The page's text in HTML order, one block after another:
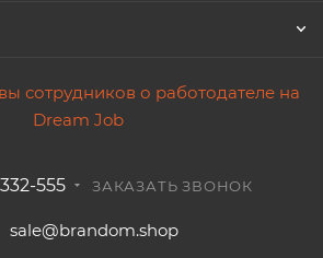
555 ЗАКАЗАТЬ ЗВОНОК
sale@brandom.shop